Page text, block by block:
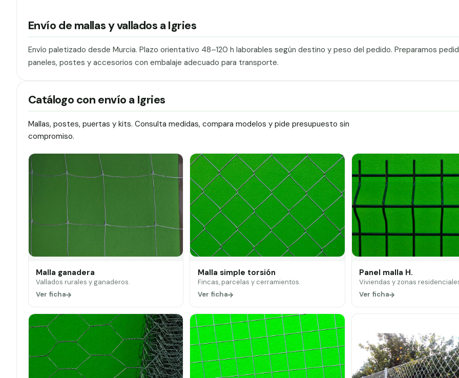
Envío de mallas y vallados a Igries
Envío paletizado desde Murcia. Plazo orientativo 48–120 h laborables según destino y peso del pedido. Preparamos
paneles, postes y accesorios con embalaje adecuado para transporte.
Catálogo con envío a Igries
Mallas, postes, puertas y kits. Consulta medidas, compara modelos y pide presupuesto sin
compromiso.
Malla ganadera
Vallados rurales y ganaderos.
Ver ficha
Malla simple torsión
Fincas, parcelas y cerramientos.
Ver ficha
Panel malla H.
Viviendas y zonas
Ver ficha